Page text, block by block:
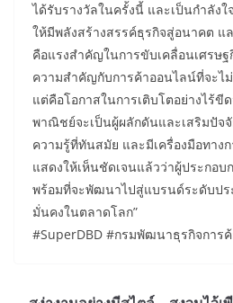
ได้รับรางวัลในครั้งนี้ และเป็นกำลัง
ให้มีพลังสร้างสรรค์ธุรกิจสู่อนาคต แ
คือแรงสำคัญในการขับเคลื่อนเศรษ
ความสำคัญกับการค้าออนไลน์ที่จะไ
แต่คือโอกาสในการเติบโตอย่างไร้ขี
พาณิชย์จะเป็นผู้ผลักดันและเสริมปัจ
ความรู้ที่ทันสมัย และมีเครื่องมือทาง
แสดงให้เห็นชัดเจนแล้วว่าผู้ประกอบ
พร้อมที่จะพัฒนาไปสู่แบรนด์ระดับปร
มั่นคงในตลาดโลก”
#SuperDBD #กรมพัฒนาธุรกิจการ